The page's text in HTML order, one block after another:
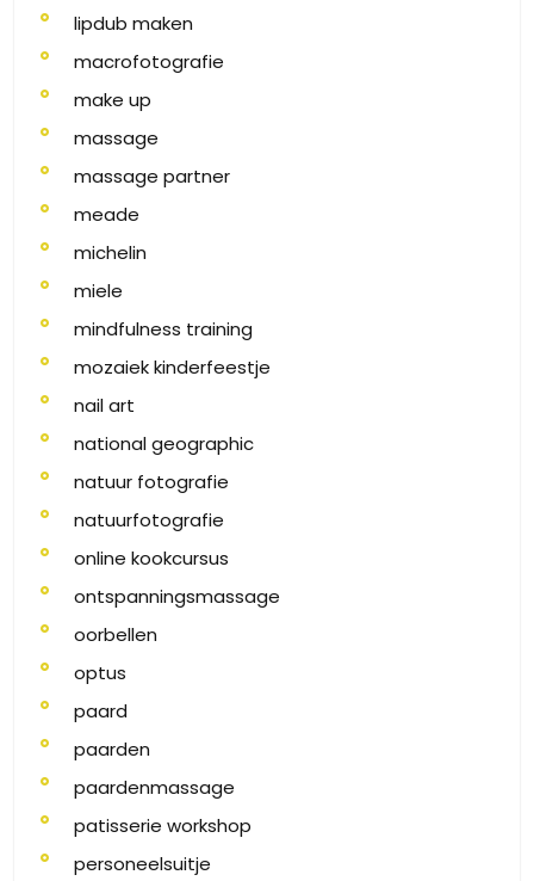
lipdub maken
macrofotografie
make up
massage
massage partner
meade
michelin
miele
mindfulness training
mozaiek kinderfeestje
nail art
national geographic
natuur fotografie
natuurfotografie
online kookcursus
ontspanningsmassage
oorbellen
optus
paard
paarden
paardenmassage
patisserie workshop
personeelsuitje